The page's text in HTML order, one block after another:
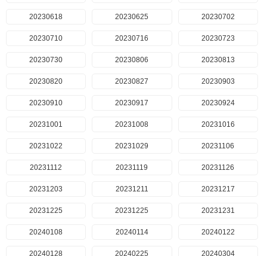
20230618 20230625 20230702
20230710 20230716 20230723
20230730 20230806 20230813
20230820 20230827 20230903
20230910 20230917 20230924
20231001 20231008 20231016
20231022 20231029 20231106
20231112 20231119 20231126
20231203 20231211 20231217
20231225 20231225 20231231
20240108 20240114 20240122
20240128 20240225 20240304